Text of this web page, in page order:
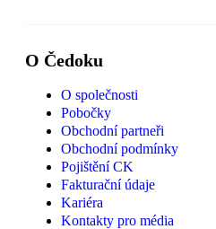
O Čedoku
O společnosti
Pobočky
Obchodní partneři
Obchodní podmínky
Pojištění CK
Fakturační údaje
Kariéra
Kontakty pro média